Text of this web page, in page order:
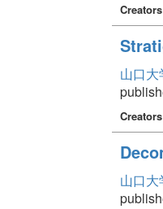
Creators
山口
Creators
山口大